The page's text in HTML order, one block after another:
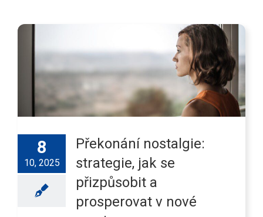
8
10, 2025
Překonání nostalgie:
strategie, jak se
přizpůsobit a
prosperovat v nové